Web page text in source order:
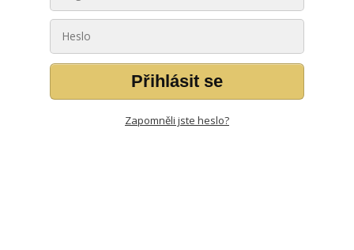
Přihlásit se
Zapomněli jste heslo?